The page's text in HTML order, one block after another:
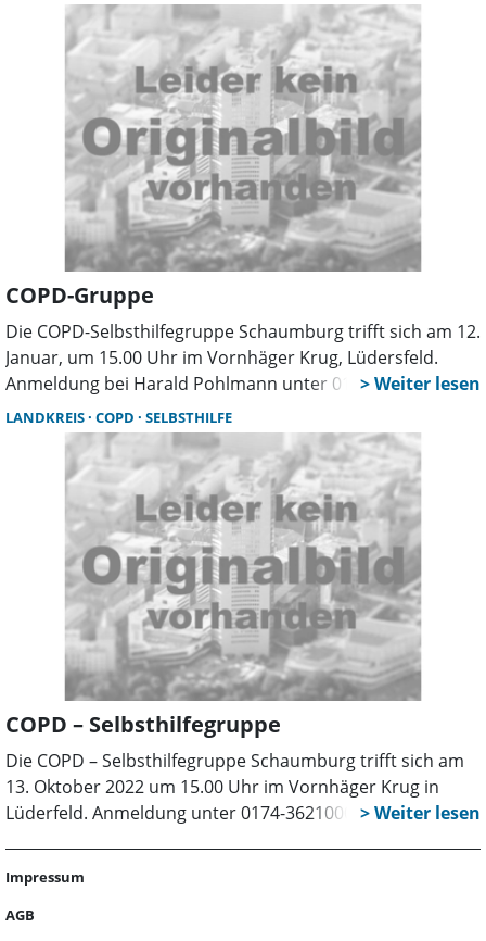
COPD-Gruppe
Die COPD-Selbsthilfegruppe Schaumburg trifft sich am 12.
Januar, um 15.00 Uhr im Vornhäger Krug, Lüdersfeld.
Anmeldung bei Harald Pohlmann unter 0174-3621000
erbeten.
LANDKREIS COPD SELBSTHILFE
COPD – Selbsthilfegruppe
Die COPD – Selbsthilfegruppe Schaumburg trifft sich am
13. Oktober 2022 um 15.00 Uhr im Vornhäger Krug in
Lüderfeld. Anmeldung unter 0174-3621000 erbeten.
Impressum
AGB